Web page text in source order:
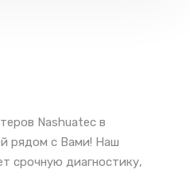
Nashuatec в
рядом с Вами! Наш
срочную диагностику,